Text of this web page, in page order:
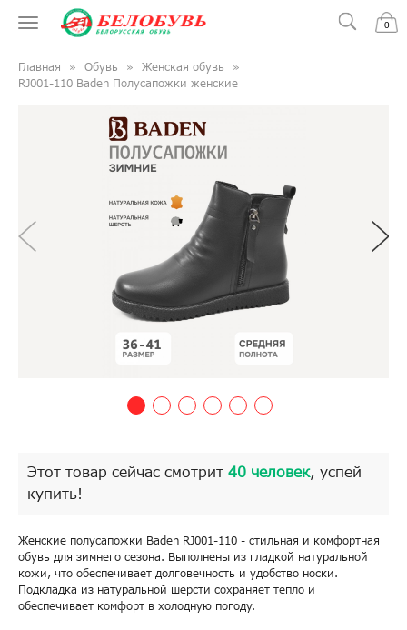
0
Главная Обувь
Женская обувь
RJ001-110 Baden Полусапожки женские
Этот товар сейчас смотрит 40 человек, успей
купить!
Женские полусапожки Baden RJ001-110 - стильная и комфортная
обувь для зимнего сезона. Выполнены из гладкой натуральной
кожи, что обеспечивает долговечность и удобство носки.
Подкладка из натуральной шерсти сохраняет тепло и
обеспечивает комфорт в холодную погоду.